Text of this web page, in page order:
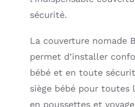
sécurité.
La couverture nomade
permet d’installer
bébé et en toute
siège bébé pour toutes
en poussettes et